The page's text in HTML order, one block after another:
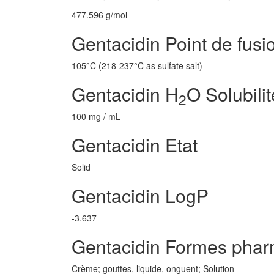
477.596 g/mol
Gentacidin Point de
105°C (218-237°C as sulfate salt)
Gentacidin H2O
100 mg / mL
Gentacidin Etat
Solid
Gentacidin LogP
-3.637
Gentacidin Formes
Crème; gouttes, liquide, onguent; Solution